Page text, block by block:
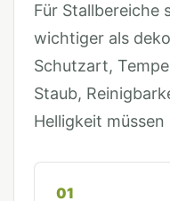
Für Stallbereiche
wichtiger als
Schutzart,
Staub,
Helligkeit
01